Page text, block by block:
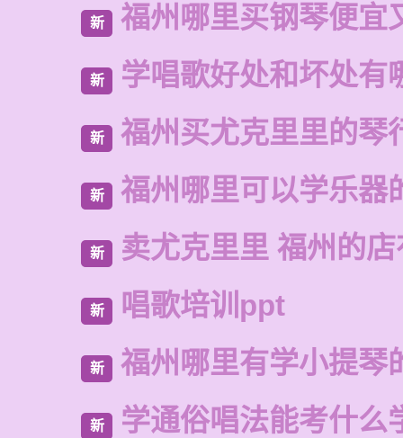
新 福州哪里买钢琴便宜
新 学唱歌好处和坏处有
新 福州买尤克里里的琴
新 福州哪里可以学乐器
新 卖尤克里里 福州的
新 唱歌培训ppt
新 福州哪里有学小提琴
新 学通俗唱法能考什么